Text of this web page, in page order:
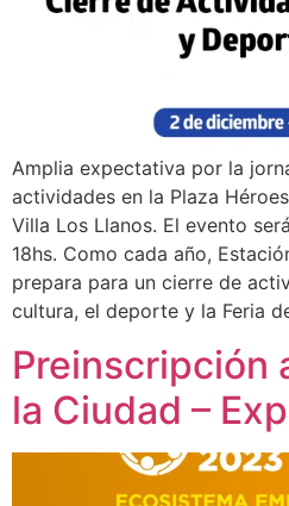
Amplia expectativa por la
actividades en la Plaza
Villa Los Llanos. El evento
18hs. Como cada año,
prepara para un cierre de
cultura, el deporte y la Feria
Preinscripción
la Ciudad –